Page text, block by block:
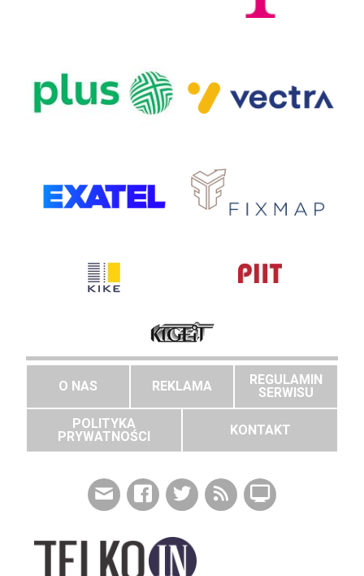
O NAS REKLAMA
REGULAMIN
SERWISU
POLITYKA
PRYWATNOŚCI
KONTAKT